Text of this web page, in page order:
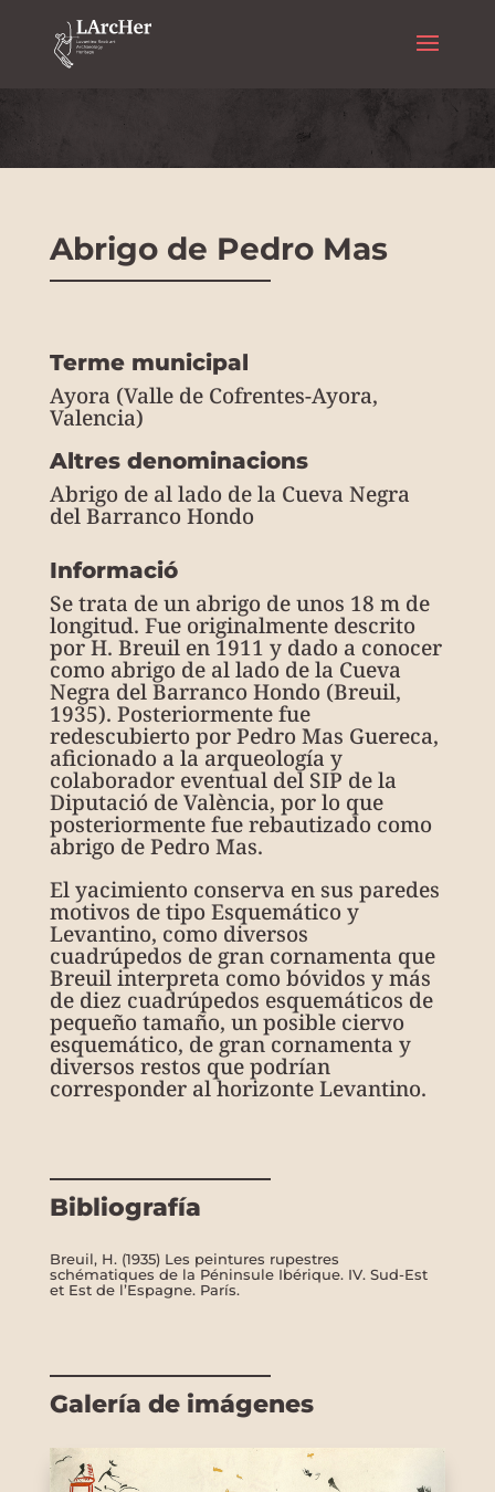
Arte rupestre
Abrigo de Pedro Mas
Terme municipal
Ayora (Valle de Cofrentes-Ayora,
Valencia)
Altres denominacions
Abrigo de al lado de la Cueva Negra
del Barranco Hondo
Informació
Se trata de un abrigo de unos 18 m de
longitud. Fue originalmente descrito
por H. Breuil en 1911 y dado a conocer
como abrigo de al lado de la Cueva
Negra del Barranco Hondo (Breuil,
1935). Posteriormente fue
redescubierto por Pedro Mas Guereca,
aficionado a la arqueología y
colaborador eventual del SIP de la
Diputació de València, por lo que
posteriormente fue rebautizado como
abrigo de Pedro Mas.
El yacimiento conserva en sus paredes
motivos de tipo Esquemático y
Levantino, como diversos
cuadrúpedos de gran cornamenta que
Breuil interpreta como bóvidos y más
de diez cuadrúpedos esquemáticos de
pequeño tamaño, un posible ciervo
esquemático, de gran cornamenta y
diversos restos que podrían
corresponder al horizonte Levantino.
Bibliografía
Breuil, H. (1935) Les peintures rupestres
schématiques de la Péninsule Ibérique. IV. Sud-Est
et Est de l’Espagne. París.
Galería de imágenes